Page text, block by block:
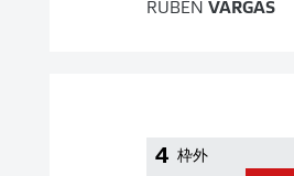
RUBÉN VARGAS
4 枠外